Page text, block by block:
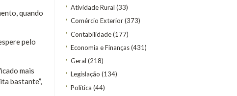
Atividade Rural (33)
Comércio Exterior(373)
Contabilidade(177)
Economia e Finanças(431)
Geral (218)
Legislação (134)
Política (44)
quando
pelo
mais
bastante”,